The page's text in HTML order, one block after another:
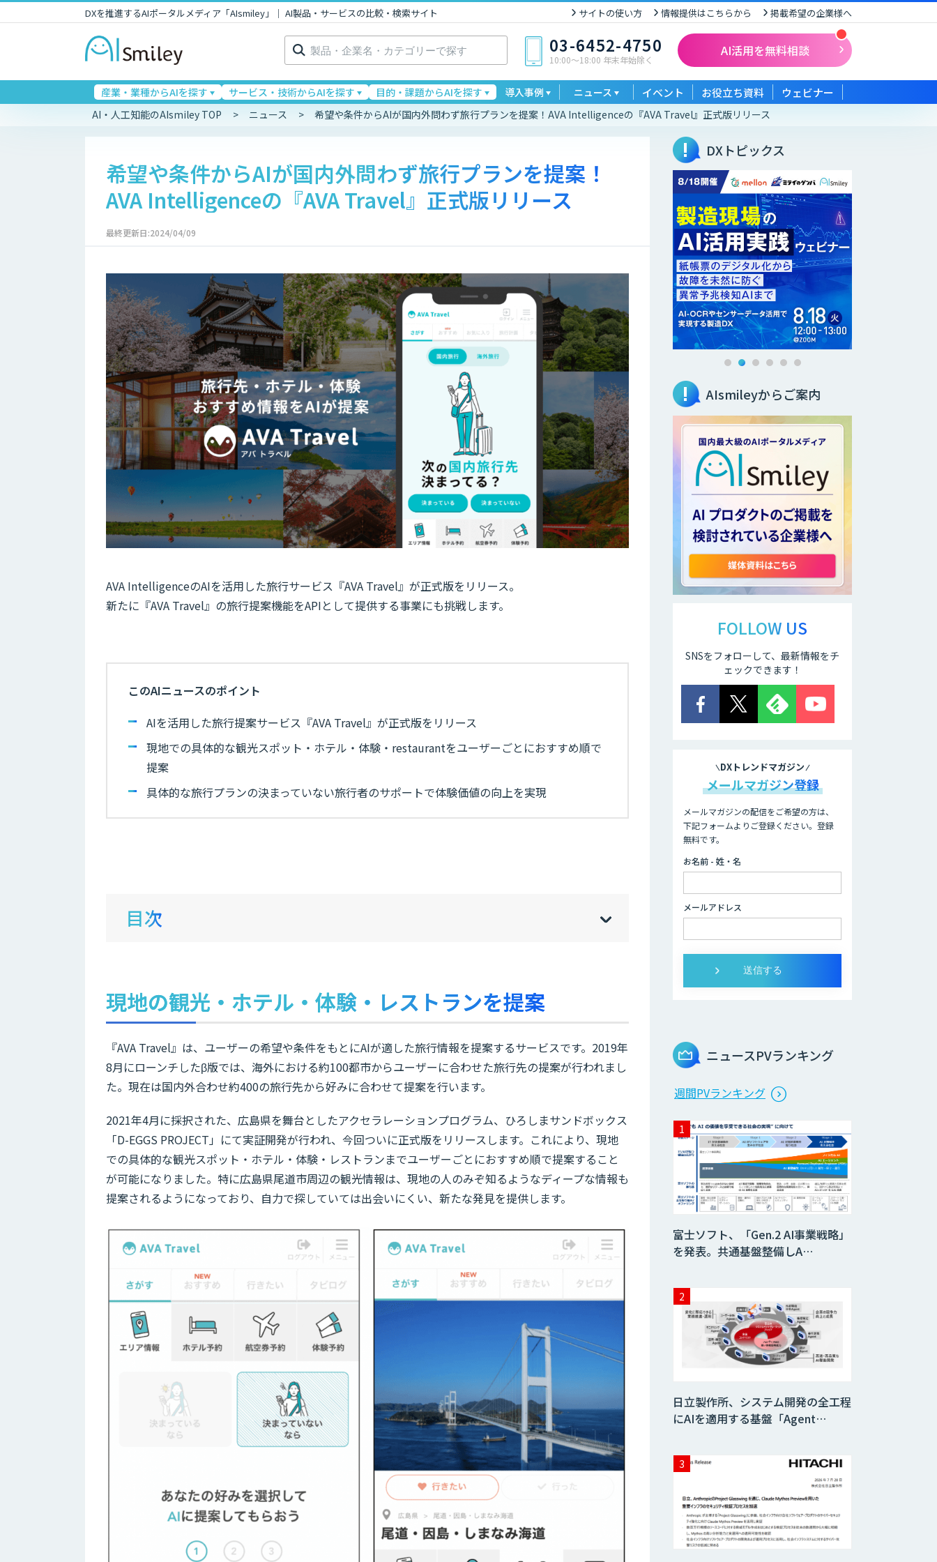
DXを推進するAIポータルメディア「AIsmiley」｜ AI製品・サービスの比較・検索サイト サイトの使い方 情報提供はこちらから 掲載希望の企業様へ
検
索: 03-6452-4750
10:00〜18:00 年末年始除く
AI活用を無料相談
産業・業種からAIを探す サービス・技術からAIを探す 目的・課題からAIを探す 導入事例 ニュース イベント お役立ち資料 ウェビナー
AI・人工知能のAIsmiley TOP ニュース 希望や条件からAIが国内外問わず旅行プランを提案！AVA Intelligenceの『AVA Travel』正式版リリース
希望や条件からAIが国内外問わず旅行プランを提案！
AVA Intelligenceの『AVA Travel』正式版リリース
最終更新日:2024/04/09
AVA IntelligenceのAIを活用した旅行サービス『AVA Travel』が正式版をリリース。
新たに『AVA Travel』の旅行提案機能をAPIとして提供する事業にも挑戦します。
このAIニュースのポイント
AIを活用した旅行提案サービス『AVA Travel』が正式版をリリース
現地での具体的な観光スポット・ホテル・体験・restaurantをユーザーごとにおすすめ順で
提案
具体的な旅行プランの決まっていない旅行者のサポートで体験価値の向上を実現
目次 [hi
]
[sh
]
現地の観光・ホテル・体験・レストランを提案
『AVA Travel』は、ユーザーの希望や条件をもとにAIが適した旅行情報を提案するサービスです。2019年
8月にローンチしたβ版では、海外における約100都市からユーザーに合わせた旅行先の提案が行われまし
た。現在は国内外合わせ約400の旅行先から好みに合わせて提案を行います。
2021年4月に採択された、広島県を舞台としたアクセラレーションプログラム、ひろしまサンドボックス
「D-EGGS PROJECT」にて実証開発が行われ、今回ついに正式版をリリースします。これにより、現地
での具体的な観光スポット・ホテル・体験・レストランまでユーザーごとにおすすめ順で提案すること
が可能になりました。特に広島県尾道市周辺の観光情報は、現地の人のみぞ知るようなディープな情報も
提案されるようになっており、自力で探していては出会いにくい、新たな発見を提供します。
DXトピックス
AIsmileyからご案内
FOLLOW US
SNSをフォローして、最新情報をチ
ェックできます！
DXトレンドマガジン
メールマガジン登録
メールマガジンの配信をご希望の方は、
下記フォームよりご登録ください。登録
無料です。
お名前 - 姓・名
メールアドレス
ニュースPVランキング
週間PVランキング
富士ソフト、「Gen.2 AI事業戦略」
を発表。共通基盤整備しA…
日立製作所、システム開発の全工程
にAIを適用する基盤「Agent…